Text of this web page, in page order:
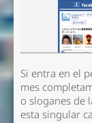
Si entra en el
mes
o sloganes de
esta singular